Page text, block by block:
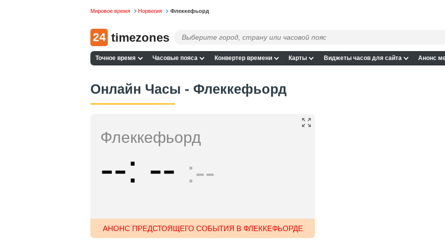
Мировое время Норвегия Флеккефьорд
24 timezones
Точное время Часовые пояса Конвертер времени Карты Виджеты часов для сайта Анонс
Онлайн Часы - Флеккефьорд
Флеккефьорд
-- -- --
АНОНС ПРЕДСТОЯЩЕГО СОБЫТИЯ В ФЛЕККЕФЬОРДЕ